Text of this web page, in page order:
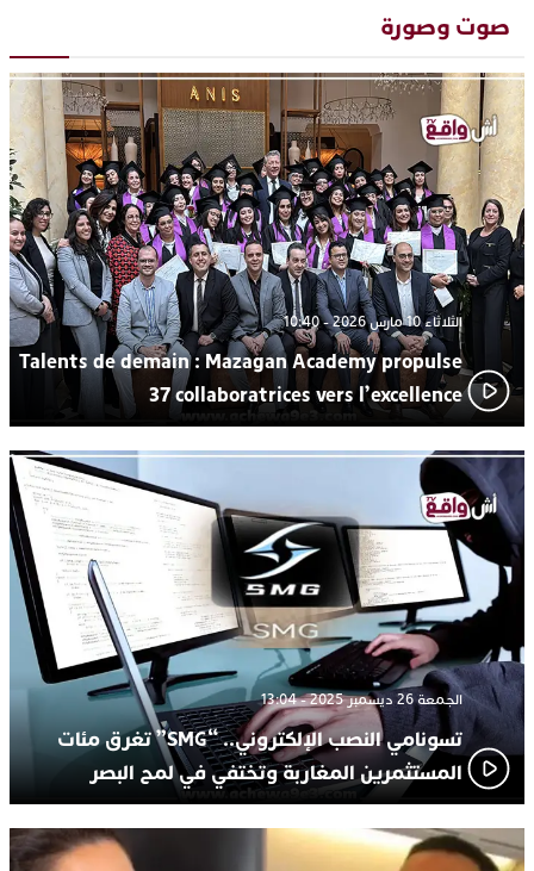
“كوفرة فالغيس”
19:11يقظة أمنية تنهي كابوس الفتاة القاصر: كواليس مثيرة لعملية تحرير
17:27 اتحاد المقاولات الإعلامية يقود قاطرة التكوين بالجديدة ويستضيف
الإعلامي سعيد بلفقير في دورة استثنائية
23:18ترسيخا لثقافة ترشيد الموارد المائية.. اختتام فعاليات النسخة الثانية
من “القرية الذكية للماء” بمركز الاصطياف ببوزنيقة
صوت وصورة
الثلاثاء 10 مارس 2026 - 10:40
Talents de demain : Mazagan Academy propulse
37 collaboratrices vers l’excellence
الجمعة 26 ديسمبر 2025 - 13:04
تسونامي النصب الإلكتروني.. “SMG” تغرق مئات
المستثمرين المغاربة وتختفي في لمح البصر